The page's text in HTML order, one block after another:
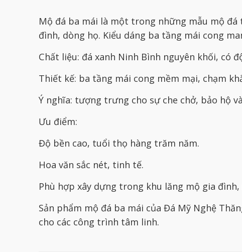
Mộ đá ba mái là một trong những mẫu mộ
đình, dòng họ. Kiểu dáng ba tầng mái cong
Chất liệu: đá xanh Ninh Bình nguyên khối, có
Thiết kế: ba tầng mái cong mềm mại, chạm
Ý nghĩa: tượng trưng cho sự che chở, bảo hộ
Ưu điểm:
Độ bền cao, tuổi thọ hàng trăm năm.
Hoa văn sắc nét, tinh tế.
Phù hợp xây dựng trong khu lăng mộ gia
Sản phẩm mộ đá ba mái của Đá Mỹ Nghệ
cho các công trình tâm linh.